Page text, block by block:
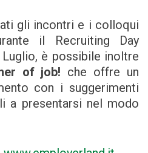
gli incontri e i colloqui
il Recruiting Day
è possibile inoltre
of job! che offre un
con i suggerimenti
a presentarsi nel modo